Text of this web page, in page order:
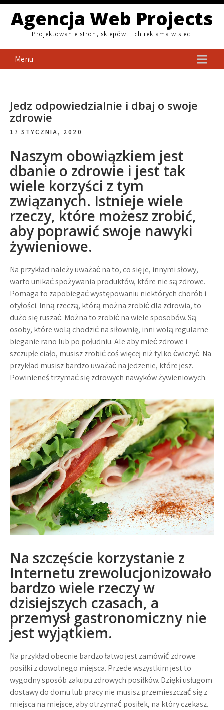
Skip
content
Agencja Web Projects
Projektowanie stron, sklepów i ich reklama w sieci
Menu
Jedz odpowiedzialnie i dbaj o swoje
zdrowie
17 STYCZNIA, 2020
Naszym obowiązkiem jest
dbanie o zdrowie i jest tak
wiele korzyści z tym
związanych. Istnieje wiele
rzeczy, które możesz zrobić,
aby poprawić swoje nawyki
żywieniowe.
Na przykład należy uważać na to, co się je, innymi słowy,
warto unikać spożywania produktów, które nie są zdrowe.
Pomaga to zapobiegać występowaniu niektórych chorób i
otyłości. Inną rzeczą, którą można zrobić dla zdrowia, to
dużo się ruszać. Można to zrobić na wiele sposobów. Są
osoby, które wolą chodzić na siłownię, inni wolą regularne
bieganie rano lub po południu. Ale aby mieć zdrowe i
szczupłe ciało, musisz zrobić coś więcej niż tylko ćwiczyć. Na
przykład musisz bardzo uważać na jedzenie, które jesz.
Powinieneś trzymać się zdrowych nawyków żywieniowych.
Na szczęście korzystanie z
Internetu zrewolucjonizowało
bardzo wiele rzeczy w
dzisiejszych czasach, a
przemysł gastronomiczny nie
jest wyjątkiem.
Na przykład obecnie bardzo łatwo jest zamówić zdrowe
posiłki z dowolnego miejsca. Przede wszystkim jest to
wygodny sposób zakupu zdrowych posiłków. Dzięki usługom
dostawy do domu lub pracy nie musisz przemieszczać się z
miejsca na miejsce, aby otrzymać posiłek, na który czekasz.